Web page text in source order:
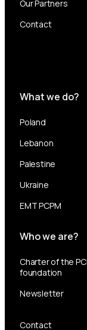
Our Partners
Contact
What we do?
Poland
Lebanon
Palestine
Ukraine
EMT PCPM
Who we are?
Charter of the
foundation
Newsletter
Contact